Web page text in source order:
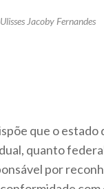
Jacoby Fernandes
que o
quanto
por